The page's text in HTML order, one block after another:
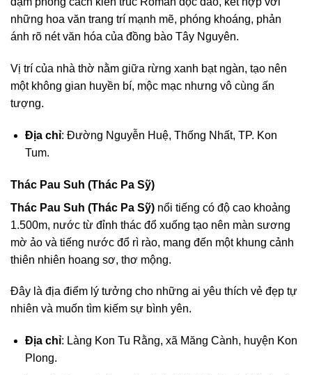
những hoa văn trang trí mạnh mẽ, phóng khoáng, phản
ánh rõ nét văn hóa của đồng bào Tây Nguyên.
Vị trí của nhà thờ nằm giữa rừng xanh bạt ngàn, tạo nên
một không gian huyền bí, mộc mạc nhưng vô cùng ấn
tượng.
Địa chỉ: Đường Nguyễn Huệ, Thống Nhất, TP. Kon
Tum.
Thác Pau Suh (Thác Pa Sỹ)
Thác Pau Suh (Thác Pa Sỹ) nổi tiếng có độ cao khoảng
1.500m, nước từ đỉnh thác đổ xuống tạo nên màn sương
mờ ảo và tiếng nước đổ rì rào, mang đến một khung cảnh
thiên nhiên hoang sơ, thơ mộng.
Đây là địa điểm lý tưởng cho những ai yêu thích vẻ đẹp tự
nhiên và muốn tìm kiếm sự bình yên.
Địa chỉ: Làng Kon Tu Rằng, xã Măng Cành, huyện Kon
Plong.